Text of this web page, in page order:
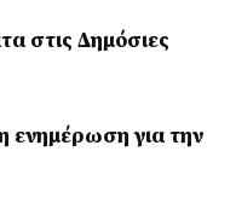
στις Δημόσιες
για την